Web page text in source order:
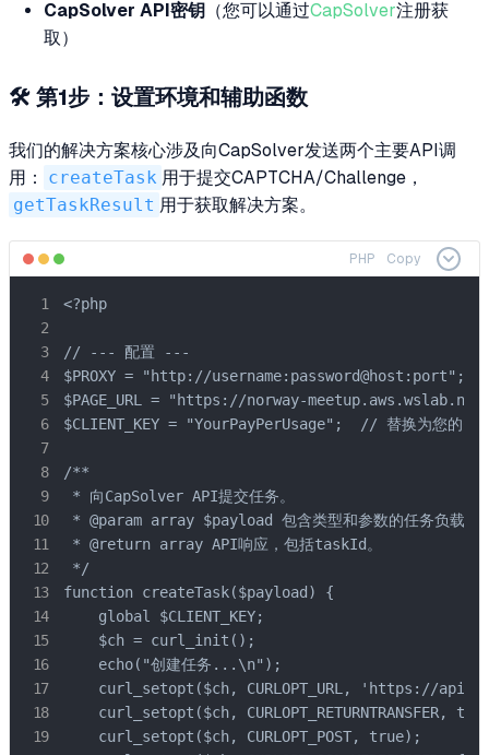
CapSolver API密钥 （您可以通过CapSolver注册获
取）
🛠️ 第1步：设置环境和辅助函数
我们的解决方案核心涉及向CapSolver发送两个主要API调
用：
createTask 用于提交CAPTCHA/Challenge，
getTaskResult 用于获取解决方案。
PHP Copy
<?php
// --- 配置 ---
$PROXY = "http://username:password@host:port"; //
$PAGE_URL = "https://norway-meetup.aws.wslab.no/";
$CLIENT_KEY = "YourPayPerUsage";  // 替换为您的
/**
* 向CapSolver API提交任务。
* @param array $payload 包含类型和参数的任务负载。
* @return array API响应，包括taskId。
*/
function createTask($payload) {
    global $CLIENT_KEY;
    $ch = curl_init();
    echo("创建任务...\n");
curl_setopt($ch, CURLOPT_URL, 'https://
curl_setopt($ch, CURLOPT_RETURNTRANSFER,
    curl_setopt($ch, CURLOPT_POST, true);